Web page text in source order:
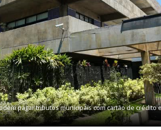
pagar tributos municipais com cartão de crédito